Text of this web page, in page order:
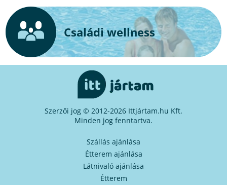
Családi wellness
Szerzői jog © 2012-2026 Ittjártam.hu Kft.
Minden jog fenntartva.
Szállás ajánlása
Étterem ajánlása
Látnivaló ajánlása
Étterem